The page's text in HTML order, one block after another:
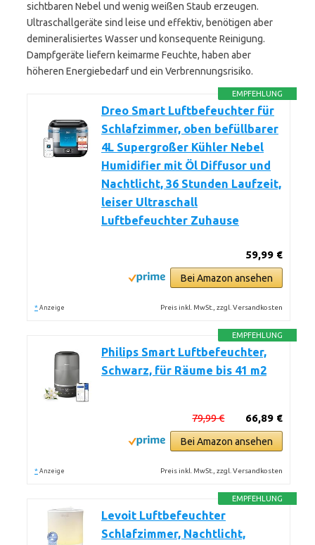
sichtbaren Nebel und wenig weißen Staub erzeugen.
Ultraschallgeräte sind leise und effektiv, benötigen aber
demineralisiertes Wasser und konsequente Reinigung.
Dampfgeräte liefern keimarme Feuchte, haben aber
höheren Energiebedarf und ein Verbrennungsrisiko.
EMPFEHLUNG
Dreo Smart Luftbefeuchter für
Schlafzimmer, oben befüllbarer
4L Supergroßer Kühler Nebel
Humidifier mit Öl Diffusor und
Nachtlicht, 36 Stunden Laufzeit,
leiser Ultraschall
Luftbefeuchter Zuhause
59,99 €
Bei Amazon ansehen
* Anzeige Preis inkl. MwSt., zzgl. Versandkosten
EMPFEHLUNG
Philips Smart Luftbefeuchter,
Schwarz, für Räume bis 41 m2
66,89 €
79,99 €
Bei Amazon ansehen
* Anzeige Preis inkl. MwSt., zzgl. Versandkosten
EMPFEHLUNG
Levoit Luftbefeuchter
Schlafzimmer, Nachtlicht,